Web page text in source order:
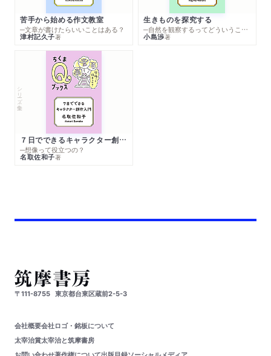
苦手から始める作文教室
─文章が書けたらいいことはある？
津村記久子著
生きものを探究する
─自然を観察するってどういうこと？
小島渉著
シリーズ・全集
７日でできるキャラクター創作入門
─想像って役立つの？
名取佐和子著
〒111-8755 東京都台東区蔵前2-5-3
会社概要会社ロゴ・銘板について
太宰治賞太宰治と筑摩書房